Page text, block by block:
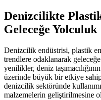
Denizcilikte
Geleceğe Yolculuk
Denizcilik endüstrisi, plastik
trendlere odaklanarak
yenilikler, deniz
üzerinde büyük bir etkiye
denizcilik sektöründe
malzemelerin geliştirilmesine